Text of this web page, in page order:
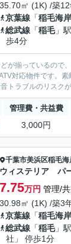
35.70㎡ (1K) /築
京葉線 「稲毛海岸
総武線 「稲毛」
歩4分
が揃っているので
対応物件です。
トラブルのリスク
管理費・共益費
3,000円
千葉市美浜区稲毛海
ウィステリア パ
7.75万円 管理/
30.98㎡ (1K) /築3
京葉線 「稲毛海岸
総武線 「稲毛」
社」 停歩1分